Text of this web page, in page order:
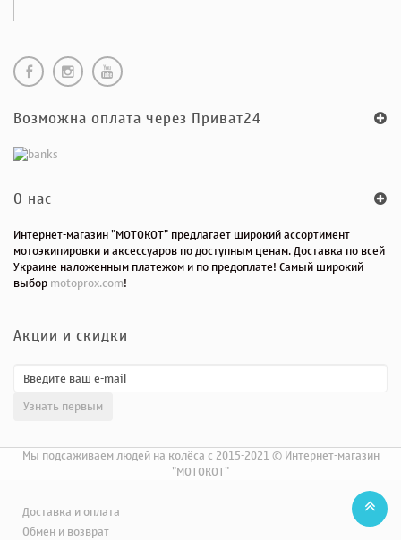
Возможна оплата через Приват24
O нас
Интернет-магазин "МОТОКОТ" предлагает широкий ассортимент
мотоэкипировки и аксессуаров по доступным ценам. Доставка по всей
Украине наложенным платежом и по предоплате! Самый широкий
выборmotoprox.com!
Акции и скидки
Мы подсаживаем людей на колёса с 2015-2021 © Интернет-магазин
"МОТОКОТ"
Доставка и оплата
Обмен и возврат